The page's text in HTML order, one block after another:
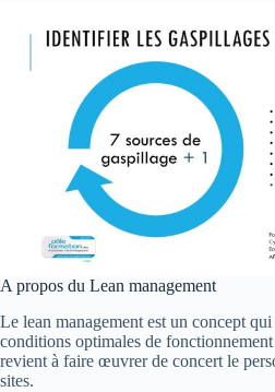
A propos du Lean management
Le lean management est un concept
conditions optimales de
revient à faire œuvrer de concert le
sites.